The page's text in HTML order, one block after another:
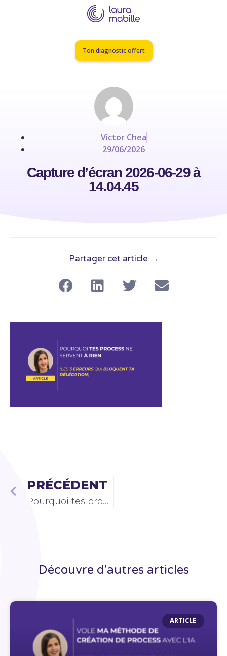
Ton diagnostic offert
Victor Chea
29/06/2026
Capture d’écran 2026-06-29 à
14.04.45
Partager cet article →
PRÉCÉDENT
Pourquoi tes process ne servent à rien
Découvre d'autres articles
ARTICLE